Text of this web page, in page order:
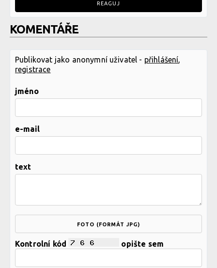
REAGUJ
KOMENTÁŘE
Publikovat jako anonymní uživatel - přihlášení,
registrace
jméno
e-mail
text
FOTO (FORMÁT JPG)
Kontrolní kód opište sem